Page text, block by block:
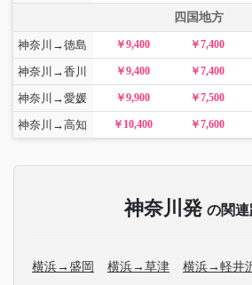
四国地方
神奈川→徳島 ￥9,400 ￥7,400
神奈川→香川 ￥9,400 ￥7,400
神奈川→愛媛 ￥9,900 ￥7,500
神奈川→高知 ￥10,400 ￥7,600
神奈川発 の関
横浜→盛岡 横浜→草津 横浜→軽井